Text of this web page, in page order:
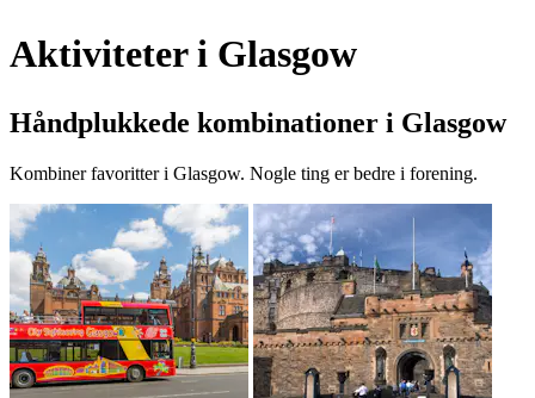
Aktiviteter i Glasgow
Håndplukkede kombinationer i Glasgow
Kombiner favoritter i Glasgow. Nogle ting er bedre i forening.